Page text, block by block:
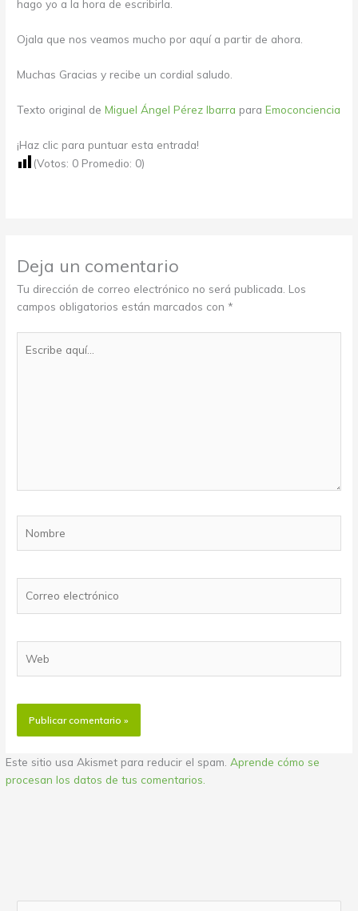
hago yo a la hora de escribirla.
Ojala que nos veamos mucho por aquí­ a partir de ahora.
Muchas Gracias y recibe un cordial saludo.
Texto original deMiguel Ángel Pérez Ibarra paraEmoconciencia
¡Haz clic para puntuar esta entrada!
(Votos: 0 Promedio: 0)
Deja un comentario
Tu dirección de correo electrónico no será publicada. Los
campos obligatorios están marcados con *
aquí...
electrónico
Este sitio usa Akismet para reducir el spam. Aprende cómo se
procesan los datos de tus comentarios.